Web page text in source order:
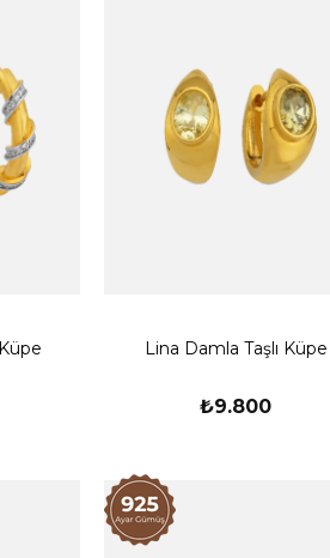
Lina Damla Taşlı Küpe
₺9.800